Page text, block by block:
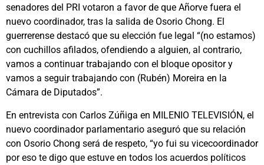
senadores del PRI votaron a favor de que Añorve fuera el
nuevo coordinador, tras la salida de Osorio Chong. El
guerrerense destacó que su elección fue legal “(no estamos)
con cuchillos afilados, ofendiendo a alguien, al contrario,
vamos a continuar trabajando con el bloque opositor y
vamos a seguir trabajando con (Rubén) Moreira en la
Cámara de Diputados”.
En entrevista con Carlos Zúñiga en MILENIO TELEVISIÓN, el
nuevo coordinador parlamentario aseguró que su relación
con Osorio Chong será de respeto, “yo fui su vicecoordinador
por eso te digo que estuve en todos los acuerdos políticos